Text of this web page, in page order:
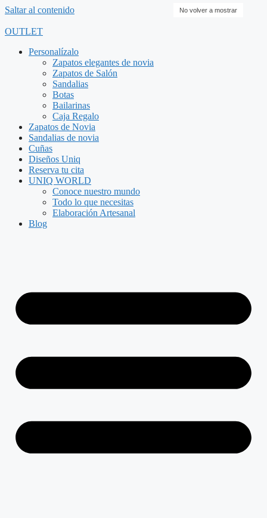
Saltar al contenido
OUTLET
Personalízalo
Zapatos elegantes de novia
Zapatos de Salón
Sandalias
Botas
Bailarinas
Caja Regalo
Zapatos de Novia
Sandalias de novia
Cuñas
Diseños Uniq
Reserva tu cita
UNIQ WORLD
Conoce nuestro mundo
Todo lo que necesitas
Elaboración Artesanal
Blog
No volver a mostrar